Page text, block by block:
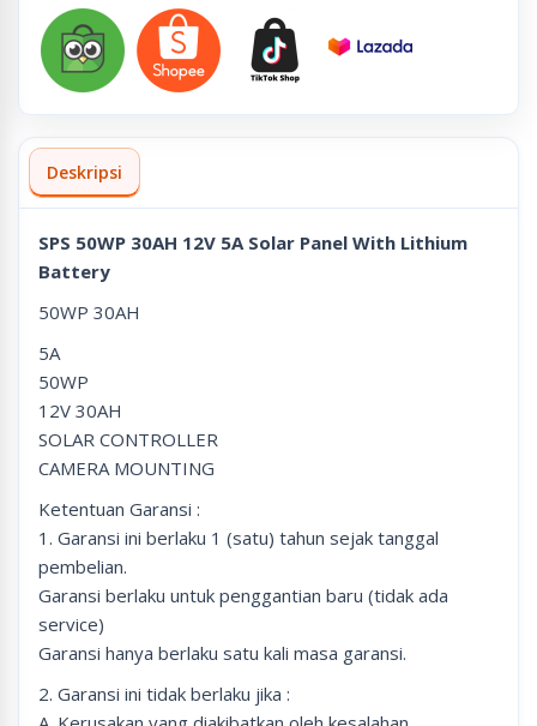
Deskripsi
SPS 50WP 30AH 12V 5A Solar Panel With Lithium
Battery
50WP 30AH
5A
50WP
12V 30AH
SOLAR CONTROLLER
CAMERA MOUNTING
Ketentuan Garansi :
1. Garansi ini berlaku 1 (satu) tahun sejak tanggal
pembelian.
Garansi berlaku untuk penggantian baru (tidak ada
service)
Garansi hanya berlaku satu kali masa garansi.
2. Garansi ini tidak berlaku jika :